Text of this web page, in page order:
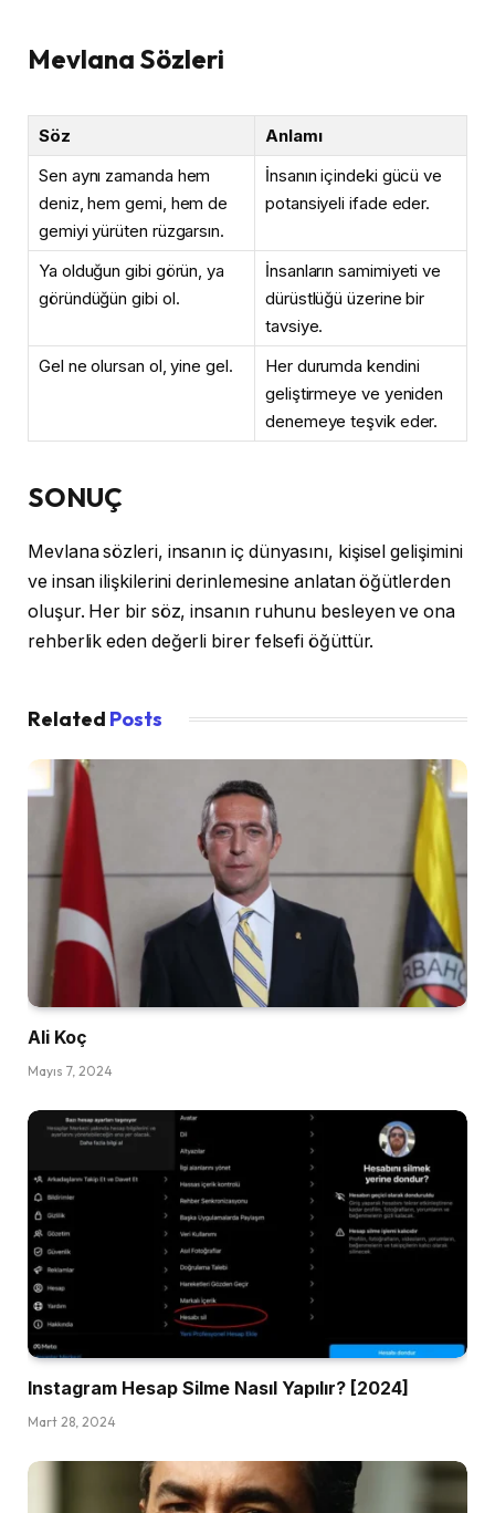
Mevlana Sözleri
Söz
Anlamı
Sen aynı zamanda hem
deniz, hem gemi, hem de
gemiyi yürüten rüzgarsın.
İnsanın içindeki gücü ve
potansiyeli ifade eder.
Ya olduğun gibi görün, ya
göründüğün gibi ol.
İnsanların samimiyeti ve
dürüstlüğü üzerine bir
tavsiye.
Gel ne olursan ol, yine gel.
Her durumda kendini
geliştirmeye ve yeniden
denemeye teşvik eder.
SONUÇ
Mevlana sözleri, insanın iç dünyasını, kişisel gelişimini
ve insan ilişkilerini derinlemesine anlatan öğütlerden
oluşur. Her bir söz, insanın ruhunu besleyen ve ona
rehberlik eden değerli birer felsefi öğüttür.
Related Posts
Ali Koç
Mayıs 7, 2024
Instagram Hesap Silme Nasıl Yapılır? [2024]
Mart 28, 2024